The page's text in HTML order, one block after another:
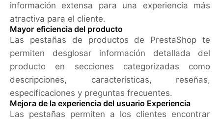
información extensa para una experiencia más
atractiva para el cliente.
Mayor eficiencia del producto
Las pestañas de productos de PrestaShop te
permiten desglosar información detallada del
producto en secciones categorizadas como
descripciones, características, reseñas,
especificaciones y preguntas frecuentes.
Mejora de la experiencia del usuario Experiencia
Las pestañas permiten a los clientes encontrar